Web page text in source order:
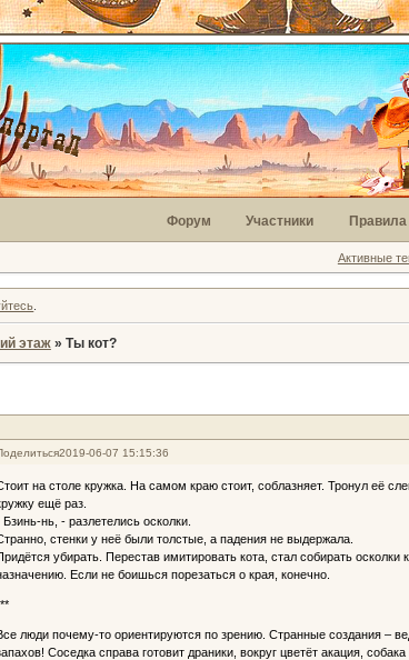
Форум Участники Правила
Активные
этаж » Ты кот?
2019-06-07 15:15:36
на столе кружка. На самом краю стоит, соблазняет. Тронул её
ещё раз.
Бзинь-нь, - разлетелись осколки.
стенки у неё были толстые, а падения не выдержала.
убирать. Перестав имитировать кота, стал собирать
Если не боишься порезаться о края, конечно.
люди почему-то ориентируются по зрению. Странные создания –
Соседка справа готовит драники, вокруг цветёт акация,